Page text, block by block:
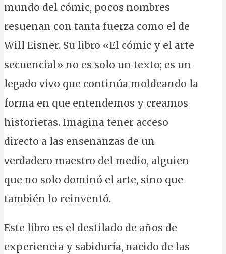
mundo del cómic, pocos nombres
resuenan con tanta fuerza como el de
Will Eisner. Su libro «El cómic y el arte
secuencial» no es solo un texto; es un
legado vivo que continúa moldeando la
forma en que entendemos y creamos
historietas. Imagina tener acceso
directo a las enseñanzas de un
verdadero maestro del medio, alguien
que no solo dominó el arte, sino que
también lo reinventó.
Este libro es el destilado de años de
experiencia y sabiduría, nacido de las